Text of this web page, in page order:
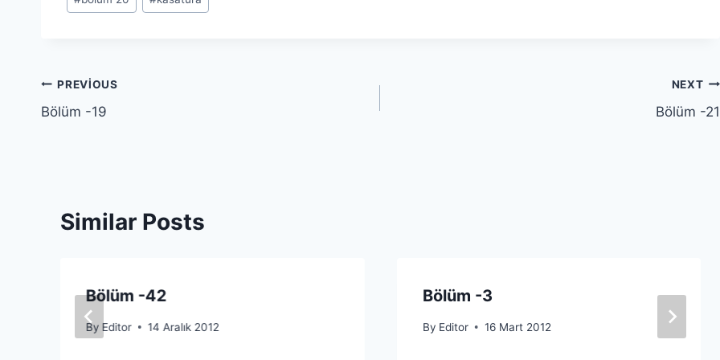
Tags:
Yazı
gezinmesi
PREVIOUS
Bölüm -19
NEXT
Bölüm -21
Similar Posts
Bölüm -42
By Editor 14 Aralık 2012
Bölüm -3
By Editor 16 Mart 2012